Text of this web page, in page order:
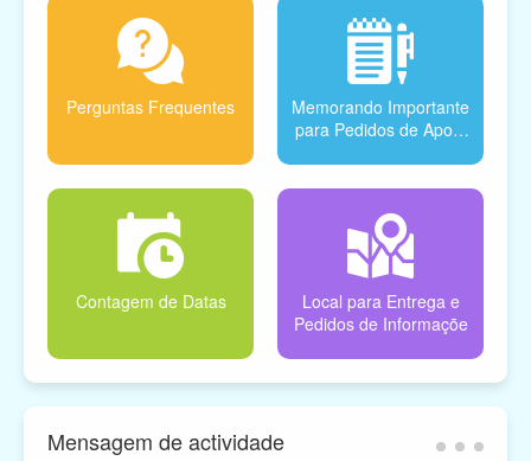
Perguntas Frequentes
Memorando Importante
para Pedidos de Apoio
Contagem de Datas
Local para Entrega e
Pedidos de Informaçõe
Mensagem de actividade